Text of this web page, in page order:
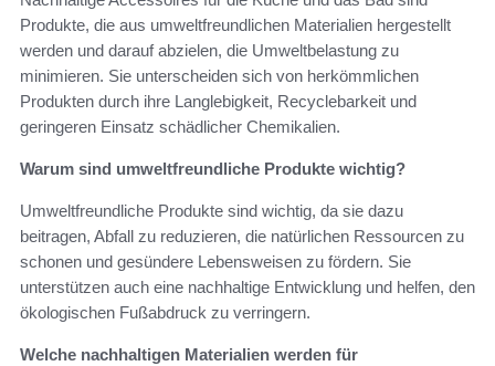
Produkte, die aus umweltfreundlichen Materialien hergestellt
werden und darauf abzielen, die Umweltbelastung zu
minimieren. Sie unterscheiden sich von herkömmlichen
Produkten durch ihre Langlebigkeit, Recyclebarkeit und
geringeren Einsatz schädlicher Chemikalien.
Warum sind umweltfreundliche Produkte wichtig?
Umweltfreundliche Produkte sind wichtig, da sie dazu
beitragen, Abfall zu reduzieren, die natürlichen Ressourcen zu
schonen und gesündere Lebensweisen zu fördern. Sie
unterstützen auch eine nachhaltige Entwicklung und helfen, den
ökologischen Fußabdruck zu verringern.
Welche nachhaltigen Materialien werden für